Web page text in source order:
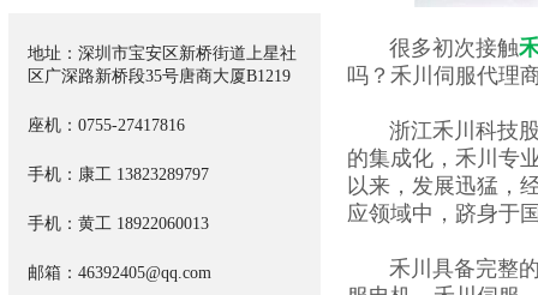
很多初次接触
吗？禾川伺服代理
浙江禾川科技股
的集成化，禾川专
以来，发展迅猛，
应领域中，跻身于
禾川具备完整的
地址：深圳市宝安区新桥街道上星社
区广深路新桥段35号唐商大厦B1219
座机：0755-27417816
手机：康工 13823289797​
手机：黄工 18922060013
邮箱：46392405@qq.com